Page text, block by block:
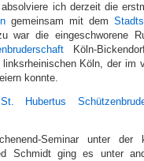
absolviere ich derzeit die
gemeinsam mit dem
war die eingeschworene
Köln-
Köln, der im
konnte.
Seminar unter der
Schmidt ging es unter